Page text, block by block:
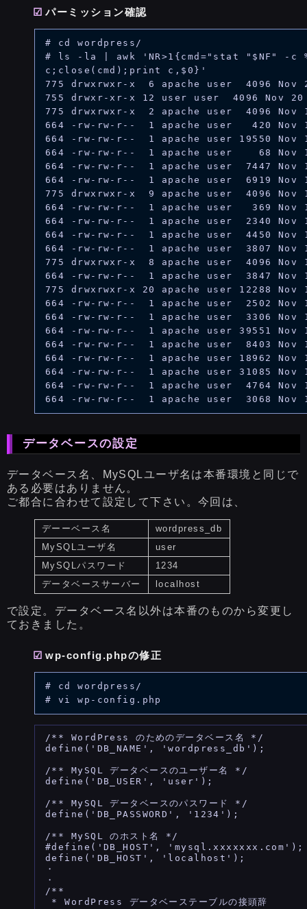
パーミッション確認
# cd wordpress/
# ls -la | awk 'NR>1{cmd="stat "$NF" -c
c;close(cmd);print c,$0}'
775 drwxrwxr-x  6 apache user  4096 Nov
755 drwxr-xr-x 12 user user  4096 Nov
775 drwxrwxr-x  2 apache user  4096 Nov
664 -rw-rw-r--  1 apache user   420 Nov
664 -rw-rw-r--  1 apache user 19550
664 -rw-rw-r--  1 apache user    68 Nov
664 -rw-rw-r--  1 apache user  7447 Nov
664 -rw-rw-r--  1 apache user  6919 Nov
775 drwxrwxr-x  9 apache user  4096 Nov
664 -rw-rw-r--  1 apache user   369 Nov
664 -rw-rw-r--  1 apache user  2340 Nov
664 -rw-rw-r--  1 apache user  4450 Nov
664 -rw-rw-r--  1 apache user  3807 Nov
775 drwxrwxr-x  8 apache user  4096 Nov
664 -rw-rw-r--  1 apache user  3847 Nov
775 drwxrwxr-x 20 apache user 12288 Nov
664 -rw-rw-r--  1 apache user  2502 Nov
664 -rw-rw-r--  1 apache user  3306 Nov
664 -rw-rw-r--  1 apache user 39551 Nov
664 -rw-rw-r--  1 apache user  8403 Nov
664 -rw-rw-r--  1 apache user 18962 Nov
664 -rw-rw-r--  1 apache user 31085 Nov
664 -rw-rw-r--  1 apache user  4764 Nov
データベースの設定
データベース名、MySQLユーザ名は本番環境と同じで
ある必要はありません。
ご都合に合わせて設定して下さい。今回は、
デーーベース名
wordpress_db
MySQLユーザ名
user
MySQLパスワード
1234
データベースサーバー
localhost
で設定。データベース名以外は本番のものから変更し
ておきました。
wp-config.phpの修正
# cd wordpress/
/** WordPress のためのデータベース名 */
define('DB_NAME', 'wordpress_db');
/** MySQL データベースのユーザー名 */
define('DB_USER', 'user');
/** MySQL データベースのパスワード */
define('DB_PASSWORD', '1234');
/** MySQL のホスト名 */
#define('DB_HOST', 'mysql.xxxxxxx.com');
define('DB_HOST', 'localhost');
・
・
/**
* WordPress データベーステーブルの接頭辞